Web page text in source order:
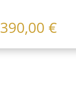
390,00 €